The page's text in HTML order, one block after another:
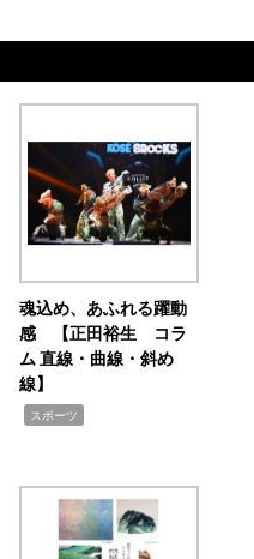
魂込め、あふれる躍動
感 【正田裕生 コラ
ム 直線・曲線・斜め
線】
スポーツ